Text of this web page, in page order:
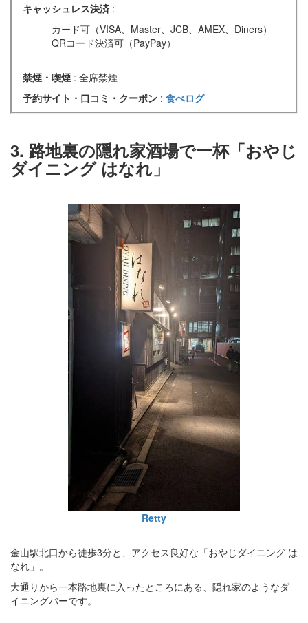
キャッシュレス決済 :
カード可（VISA、Master、JCB、AMEX、Diners）
QRコード決済可（PayPay）
禁煙・喫煙 : 全席禁煙
予約サイト・口コミ・クーポン : 食べログ
3. 路地裏の隠れ家酒場で一杯「おやじ
ダイニング はなれ」
Retty
金山駅北口から徒歩3分と、アクセス良好な「おやじダイニング は
なれ」。
大通りから一本路地裏に入ったところにある、隠れ家のようなダ
イニングバーです。